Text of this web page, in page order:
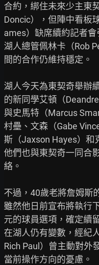
合約，綁住未來少主東
Doncic），但陣中看板
ames）缺席續約記者會
湖人總管佩林卡（Rob
間的合作仍維持穩定。
湖人今天為東契奇舉辦
的新同學艾頓（Deandre
與史馬特（Marcus
村壘、文森（Gabe
斯（Jaxson Hayes）和
他們也與東契奇一同合
絡。
不過，40歲老將詹姆斯
雖然他日前宣布將執行
元的球員選項，確定續
在湖人仍有變數，經紀
Rich Paul）曾主動對外
當前操作方向的憂慮。